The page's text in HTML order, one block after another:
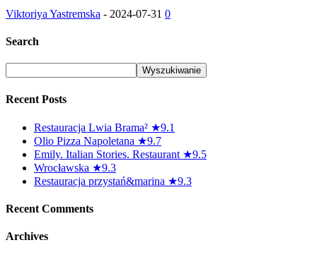
Viktoriya Yastremska - 2024-07-31 0
Search
Recent Posts
Restauracja Lwia Brama² ★9.1
Olio Pizza Napoletana ★9.7
Emily. Italian Stories. Restaurant ★9.5
Wrocławska ★9.3
Restauracja przystań&marina ★9.3
Recent Comments
Archives